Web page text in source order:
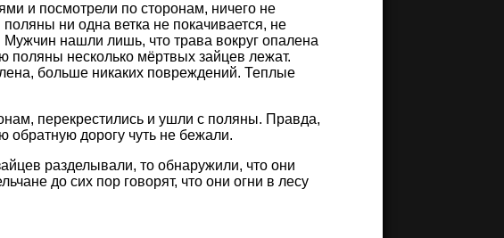
и посмотрели по сторонам, ничего не
ни одна ветка не покачивается, не
нашли лишь, что трава вокруг опалена
поляны несколько мёртвых зайцев лежат.
больше никаких повреждений. Теплые
перекрестились и ушли с поляны. Правда,
обратную дорогу чуть не бежали.
разделывали, то обнаружили, что они
до сих пор говорят, что они огни в лесу